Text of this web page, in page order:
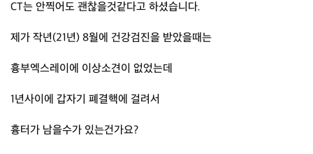
CT는 안찍어도 괜찮을것같다고 하셨습니다.
제가 작년(21년) 8월에 건강검진을 받았을때는
흉부엑스레이에 이상소견이 없었는데
1년사이에 갑자기 폐결핵에 걸려서
흉터가 남을수가 있는건가요?